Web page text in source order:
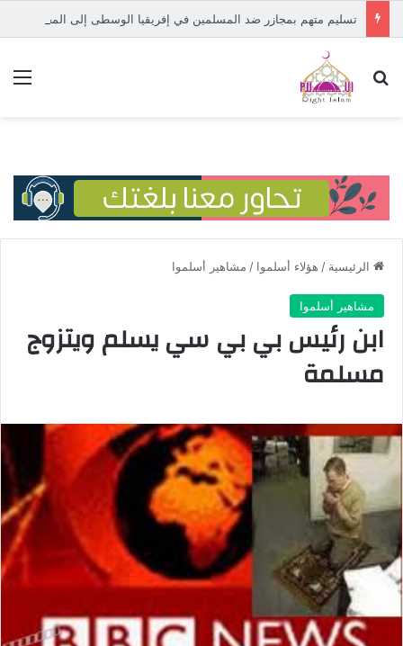
بحث عن
الرئيسية / هؤلاء أسلموا / مشاهير أسلموا
مشاهير أسلموا
ابن رئيس بي بي سي يسلم ويتزوج
مسلمة